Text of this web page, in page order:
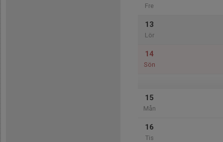
Fre
13
Lör
14
Sön
15
Mån
16
Tis